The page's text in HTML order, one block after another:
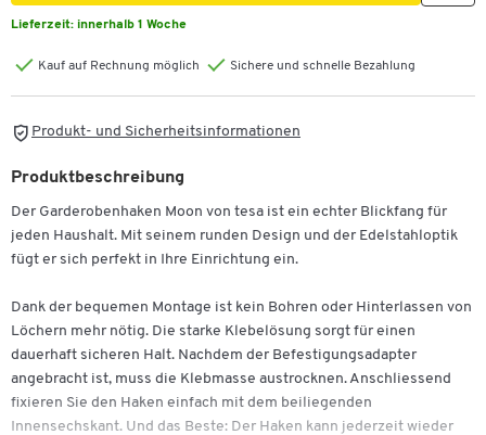
Lieferzeit: innerhalb 1 Woche
Kauf auf Rechnung möglich Sichere und schnelle Bezahlung
Produkt- und Sicherheitsinformationen
Produktbeschreibung
Der Garderobenhaken Moon von tesa ist ein echter Blickfang für
jeden Haushalt. Mit seinem runden Design und der Edelstahloptik
fügt er sich perfekt in Ihre Einrichtung ein.
Dank der bequemen Montage ist kein Bohren oder Hinterlassen von
Löchern mehr nötig. Die starke Klebelösung sorgt für einen
dauerhaft sicheren Halt. Nachdem der Befestigungsadapter
angebracht ist, muss die Klebmasse austrocknen. Anschliessend
fixieren Sie den Haken einfach mit dem beiliegenden
Innensechskant. Und das Beste: Der Haken kann jederzeit wieder